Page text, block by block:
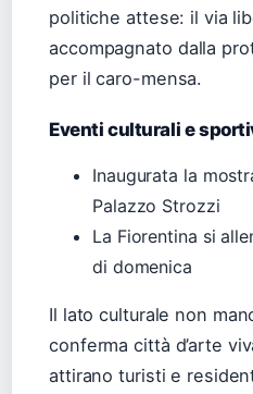
politiche attese: il via
accompagnato dalla
per il caro-mensa.
Eventi culturali e
Inaugurata la
Palazzo Strozzi
La Fiorentina si
di domenica
Il lato culturale non
conferma città d’arte
attirano turisti e